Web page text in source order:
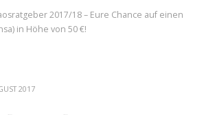
2017/18 – Eure Chance auf einen
in Höhe von 50 €!
2017